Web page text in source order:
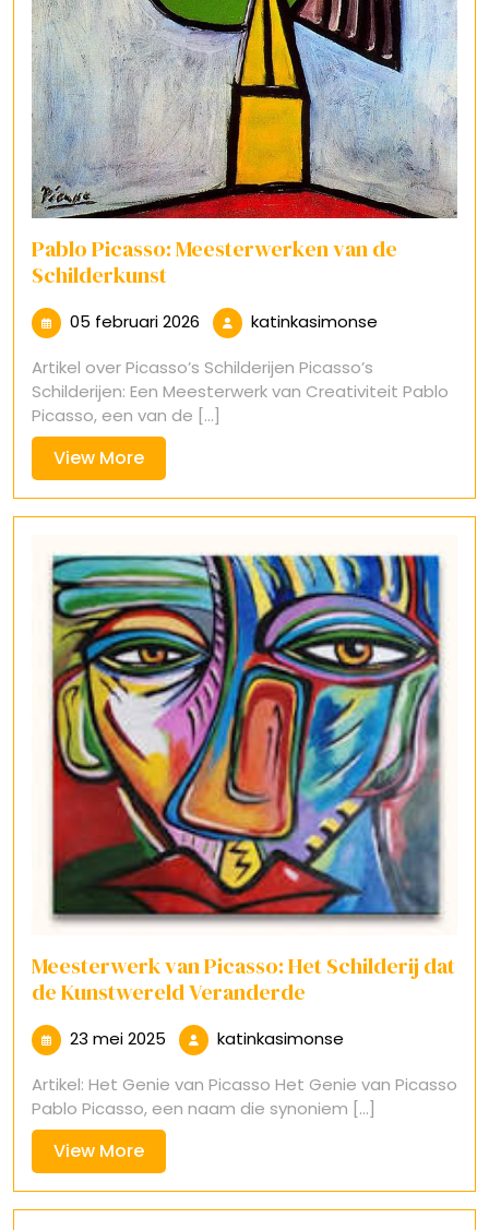
Pablo Picasso: Meesterwerken van de
Schilderkunst
05 februari 2026 05
februari
2026
katinkasimonse
Artikel over Picasso’s Schilderijen Picasso’s
Schilderijen: Een Meesterwerk van Creativiteit Pablo
Picasso, een van de [...]
View MoreView
More
Meesterwerk van Picasso: Het Schilderij dat
de Kunstwereld Veranderde
23 mei 2025 23
mei
2025
katinkasimonse
Artikel: Het Genie van Picasso Het Genie van Picasso
Pablo Picasso, een naam die synoniem [...]
View MoreView
More